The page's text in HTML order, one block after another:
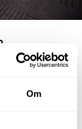
Om
jeg liker i